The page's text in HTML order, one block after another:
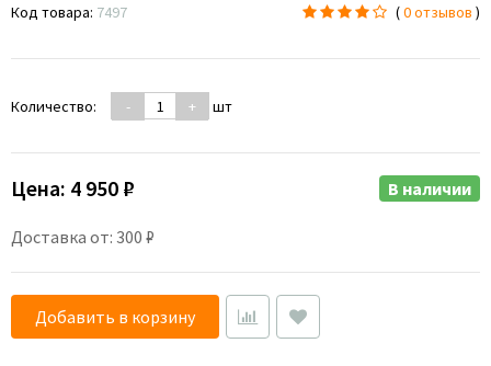
Код товара: 7497 (0 отзывов )
Количество: - + шт
Цена: 4 950 ₽
Доставка от: 300 ₽
В наличии
Добавить в корзину